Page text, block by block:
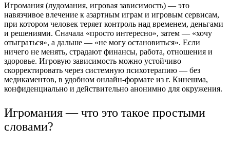
Игромания (лудомания, игровая зависимость) — это
навязчивое влечение к азартным играм и игровым сервисам,
при котором человек теряет контроль над временем, деньгами
и решениями. Сначала «просто интересно», затем — «хочу
отыграться», а дальше — «не могу остановиться». Если
ничего не менять, страдают финансы, работа, отношения и
здоровье. Игровую зависимость можно устойчиво
скорректировать через системную психотерапию — без
медикаментов, в удобном онлайн-формате из г. Кинешма,
конфиденциально и действительно анонимно для окружения.
Игромания — что это такое простыми
словами?